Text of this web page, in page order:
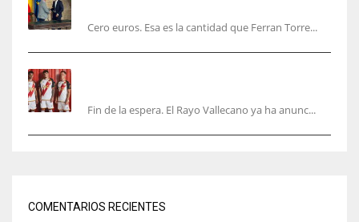
Cero euros. Esa es la cantidad que Ferran Torre...
Fin de la espera. El Rayo Vallecano ya ha anunc...
COMENTARIOS RECIENTES